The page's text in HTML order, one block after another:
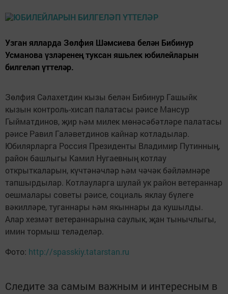
Узган ялларда Зөлфия Шәмсиева белән Бибинур
Усманова үзләренең туксан яшьлек юбилейларын
билгеләп үттеләр.
Зөлфия Сәлахетдин кызы белән Бибинур Гашыйк
кызын контроль-хисап палатасы рәисе Мансур
Гыйматдинов, җир һәм милек мөнәсәбәтләре палатасы
рәисе Равил Галәветдинов кайнар котладылар.
Юбилярларга Россия Президенты Владимир Путинның,
район башлыгы Камил Нугаевның котлау
открыткаларын, күчтәнәчләр һәм чәчәк бәйләмнәре
тапшырдылар. Котлауларга шулай ук район ветераннар
оешмалары советы рәисе, социаль яклау бүлеге
вәкилләре, туганнары һәм якыннары да кушылды.
Алар хезмәт ветераннарына саулык, җан тынычлыгы,
имин тормыш теләделәр.
Фото: http://spasskiy.tatarstan.ru
Следите за самым важным и интересным в